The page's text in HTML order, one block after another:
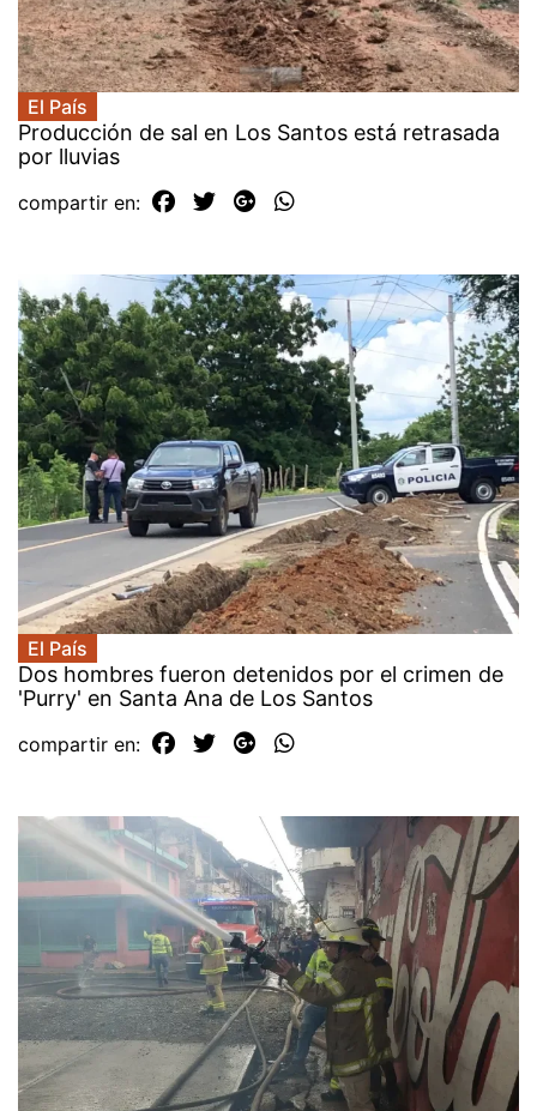
El País
Producción de sal en Los Santos está retrasada
por lluvias
compartir en:
El País
Dos hombres fueron detenidos por el crimen de
'Purry' en Santa Ana de Los Santos
compartir en: